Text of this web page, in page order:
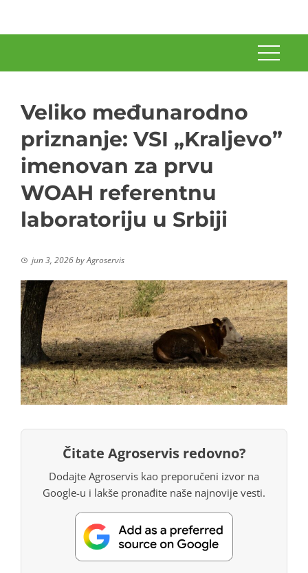
Veliko međunarodno
priznanje: VSI „Kraljevo”
imenovan za prvu
WOAH referentnu
laboratoriju u Srbiji
jun 3, 2026byAgroservis
Čitate Agroservis redovno?
Dodajte Agroservis kao preporučeni izvor na
Google-u i lakše pronađite naše najnovije vesti.